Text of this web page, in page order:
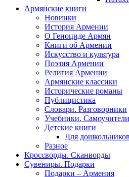
Армянские книги
Новинки
История Армении
О Геноциде Армян
Книги об Армении
Иcкусство и культура
Поэзия Армении
Религия Армении
Армянские классики
Исторические романы
Публицистика
Словари. Разговорники
Учебники. Самоучители
Детские книги
Для
Разное
Кроссворды. Сканворды
Сувениры. Подарки
Подарки – Армения